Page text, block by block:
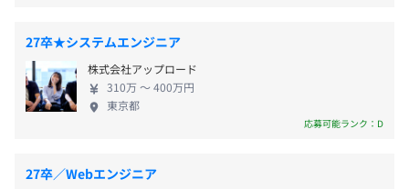
月1万円までの開発環境構築費を利用可能。
モニター別途支給
ト駆動開発、プロトタイピング
・開発環境構築費（月1万円まで）
・リモートワーク手当（5,000円）
・住宅手当あり：家賃50%負担、上限5万円（月）
業績連動賞与：年1回（年度末）
前事業年度の育児休業取得者数／出産者数
男性0人/0人
女性2人/1人
役員及び管理的地位にある者に占める女性の割合
ます
27卒★システムエンジニア
株式会社アップロード
310万 〜 400万円
東京都
応募可能ランク：D
27卒／Webエンジニア